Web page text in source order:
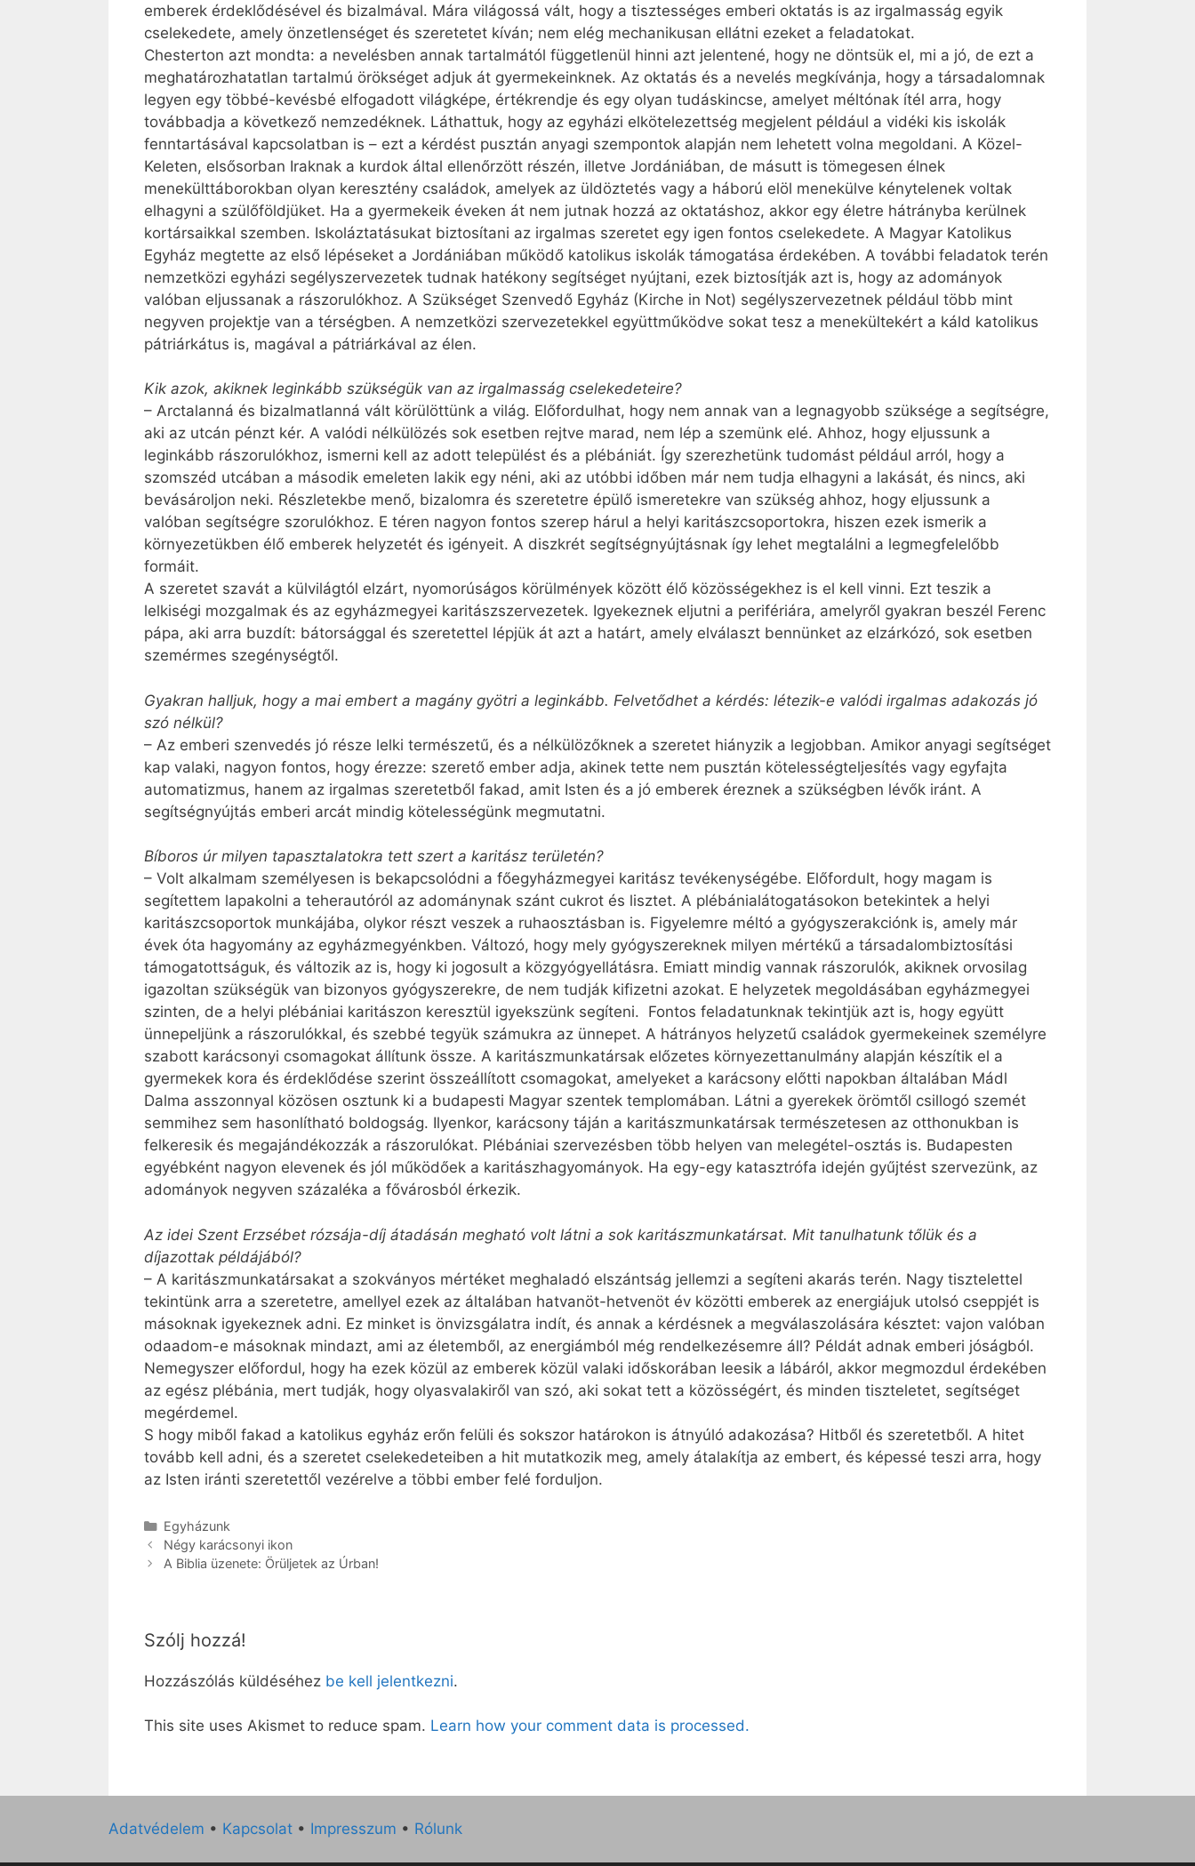
emberek érdeklődésével és bizalmával. Mára világossá vált, hogy a tisztességes emberi oktatás is az irgalmasság egyik
cselekedete, amely önzetlenséget és szeretetet kíván; nem elég mechanikusan ellátni ezeket a feladatokat.
Chesterton azt mondta: a nevelésben annak tartalmától függetlenül hinni azt jelentené, hogy ne döntsük el, mi a jó, de ezt a
meghatározhatatlan tartalmú örökséget adjuk át gyermekeinknek. Az oktatás és a nevelés megkívánja, hogy a társadalomnak
legyen egy többé-kevésbé elfogadott világképe, értékrendje és egy olyan tudáskincse, amelyet méltónak ítél arra, hogy
továbbadja a következő nemzedéknek. Láthattuk, hogy az egyházi elkötelezettség megjelent például a vidéki kis iskolák
fenntartásával kapcsolatban is – ezt a kérdést pusztán anyagi szempontok alapján nem lehetett volna megoldani. A Közel-
Keleten, elsősorban Iraknak a kurdok által ellenőrzött részén, illetve Jordániában, de másutt is tömegesen élnek
menekülttáborokban olyan keresztény családok, amelyek az üldöztetés vagy a háború elöl menekülve kénytelenek voltak
elhagyni a szülőföldjüket. Ha a gyermekeik éveken át nem jutnak hozzá az oktatáshoz, akkor egy életre hátrányba kerülnek
kortársaikkal szemben. Iskoláztatásukat biztosítani az irgalmas szeretet egy igen fontos cselekedete. A Magyar Katolikus
Egyház megtette az első lépéseket a Jordániában működő katolikus iskolák támogatása érdekében. A további feladatok terén
nemzetközi egyházi segélyszervezetek tudnak hatékony segítséget nyújtani, ezek biztosítják azt is, hogy az adományok
valóban eljussanak a rászorulókhoz. A Szükséget Szenvedő Egyház (Kirche in Not) segélyszervezetnek például több mint
negyven projektje van a térségben. A nemzetközi szervezetekkel együttműködve sokat tesz a menekültekért a káld katolikus
pátriárkátus is, magával a pátriárkával az élen.
Kik azok, akiknek leginkább szükségük van az irgalmasság cselekedeteire?
– Arctalanná és bizalmatlanná vált körülöttünk a világ. Előfordulhat, hogy nem annak van a legnagyobb szüksége a segítségre,
aki az utcán pénzt kér. A valódi nélkülözés sok esetben rejtve marad, nem lép a szemünk elé. Ahhoz, hogy eljussunk a
leginkább rászorulókhoz, ismerni kell az adott települést és a plébániát. Így szerezhetünk tudomást például arról, hogy a
szomszéd utcában a második emeleten lakik egy néni, aki az utóbbi időben már nem tudja elhagyni a lakását, és nincs, aki
bevásároljon neki. Részletekbe menő, bizalomra és szeretetre épülő ismeretekre van szükség ahhoz, hogy eljussunk a
valóban segítségre szorulókhoz. E téren nagyon fontos szerep hárul a helyi karitászcsoportokra, hiszen ezek ismerik a
környezetükben élő emberek helyzetét és igényeit. A diszkrét segítségnyújtásnak így lehet megtalálni a legmegfelelőbb
formáit.
A szeretet szavát a külvilágtól elzárt, nyomorúságos körülmények között élő közösségekhez is el kell vinni. Ezt teszik a
lelkiségi mozgalmak és az egyházmegyei karitászszervezetek. Igyekeznek eljutni a perifériára, amelyről gyakran beszél Ferenc
pápa, aki arra buzdít: bátorsággal és szeretettel lépjük át azt a határt, amely elválaszt bennünket az elzárkózó, sok esetben
szemérmes szegénységtől.
Gyakran halljuk, hogy a mai embert a magány gyötri a leginkább. Felvetődhet a kérdés: létezik-e valódi irgalmas adakozás jó
szó nélkül?
– Az emberi szenvedés jó része lelki természetű, és a nélkülözőknek a szeretet hiányzik a legjobban. Amikor anyagi segítséget
kap valaki, nagyon fontos, hogy érezze: szerető ember adja, akinek tette nem pusztán kötelességteljesítés vagy egyfajta
automatizmus, hanem az irgalmas szeretetből fakad, amit Isten és a jó emberek éreznek a szükségben lévők iránt. A
segítségnyújtás emberi arcát mindig kötelességünk megmutatni.
Bíboros úr milyen tapasztalatokra tett szert a karitász területén?
– Volt alkalmam személyesen is bekapcsolódni a főegyházmegyei karitász tevékenységébe. Előfordult, hogy magam is
segítettem lapakolni a teherautóról az adománynak szánt cukrot és lisztet. A plébánialátogatásokon betekintek a helyi
karitászcsoportok munkájába, olykor részt veszek a ruhaosztásban is. Figyelemre méltó a gyógyszerakciónk is, amely már
évek óta hagyomány az egyházmegyénkben. Változó, hogy mely gyógyszereknek milyen mértékű a társadalombiztosítási
támogatottságuk, és változik az is, hogy ki jogosult a közgyógyellátásra. Emiatt mindig vannak rászorulók, akiknek orvosilag
igazoltan szükségük van bizonyos gyógyszerekre, de nem tudják kifizetni azokat. E helyzetek megoldásában egyházmegyei
szinten, de a helyi plébániai karitászon keresztül igyekszünk segíteni. Fontos feladatunknak tekintjük azt is, hogy együtt
ünnepeljünk a rászorulókkal, és szebbé tegyük számukra az ünnepet. A hátrányos helyzetű családok gyermekeinek személyre
szabott karácsonyi csomagokat állítunk össze. A karitászmunkatársak előzetes környezettanulmány alapján készítik el a
gyermekek kora és érdeklődése szerint összeállított csomagokat, amelyeket a karácsony előtti napokban általában Mádl
Dalma asszonnyal közösen osztunk ki a budapesti Magyar szentek templomában. Látni a gyerekek örömtől csillogó szemét
semmihez sem hasonlítható boldogság. Ilyenkor, karácsony táján a karitászmunkatársak természetesen az otthonukban is
felkeresik és megajándékozzák a rászorulókat. Plébániai szervezésben több helyen van melegétel-osztás is. Budapesten
egyébként nagyon elevenek és jól működőek a karitászhagyományok. Ha egy-egy katasztrófa idején gyűjtést szervezünk, az
adományok negyven százaléka a fővárosból érkezik.
Az idei Szent Erzsébet rózsája-díj átadásán megható volt látni a sok karitászmunkatársat. Mit tanulhatunk tőlük és a
díjazottak példájából?
– A karitászmunkatársakat a szokványos mértéket meghaladó elszántság jellemzi a segíteni akarás terén. Nagy tisztelettel
tekintünk arra a szeretetre, amellyel ezek az általában hatvanöt-hetvenöt év közötti emberek az energiájuk utolsó cseppjét is
másoknak igyekeznek adni. Ez minket is önvizsgálatra indít, és annak a kérdésnek a megválaszolására késztet: vajon valóban
odaadom-e másoknak mindazt, ami az életemből, az energiámból még rendelkezésemre áll? Példát adnak emberi jóságból.
Nemegyszer előfordul, hogy ha ezek közül az emberek közül valaki időskorában leesik a lábáról, akkor megmozdul érdekében
az egész plébánia, mert tudják, hogy olyasvalakiről van szó, aki sokat tett a közösségért, és minden tiszteletet, segítséget
megérdemel.
S hogy miből fakad a katolikus egyház erőn felüli és sokszor határokon is átnyúló adakozása? Hitből és szeretetből. A hitet
tovább kell adni, és a szeretet cselekedeteiben a hit mutatkozik meg, amely átalakítja az embert, és képessé teszi arra, hogy
az Isten iránti szeretettől vezérelve a többi ember felé forduljon.
Kategória
Egyházunk
Négy karácsonyi ikon
A Biblia üzenete: Örüljetek az Úrban!
Szólj hozzá!
Hozzászólás küldéséhez be kell jelentkezni.
This site uses Akismet to reduce spam. Learn how your comment data is processed.
Adatvédelem • Kapcsolat • Impresszum • Rólunk